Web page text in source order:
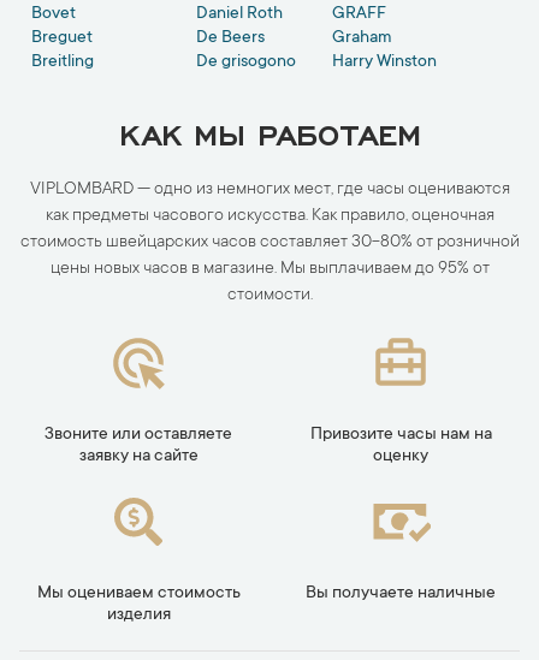
Bovet
Breguet
Breitling
Daniel Roth
De Beers
De grisogono
GRAFF
Graham
Harry Winston
КАК МЫ РАБОТАЕМ
VIPLOMBARD — одно из немногих мест, где часы оцениваются
как предметы часового искусства. Как правило, оценочная
стоимость швейцарских часов составляет 30-80% от розничной
цены новых часов в магазине. Мы выплачиваем до 95% от
стоимости.
Звоните или оставляете
заявку на сайте
Привозите часы нам на
оценку
Мы оцениваем стоимость
изделия
Вы получаете наличные